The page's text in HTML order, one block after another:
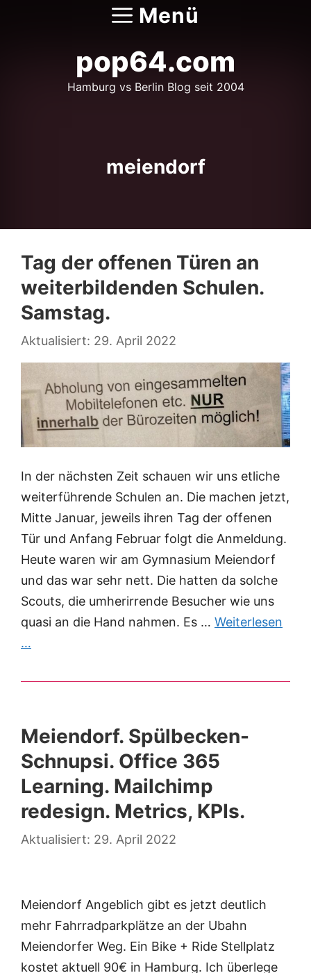
Menü
pop64.com
Hamburg vs Berlin Blog seit 2004
meiendorf
Tag der offenen Türen an
weiterbildenden Schulen.
Samstag.
29. April 2022
In der nächsten Zeit schauen wir uns etliche
weiterführende Schulen an. Die machen jetzt,
Mitte Januar, jeweils ihren Tag der offenen
Tür und Anfang Februar folgt die Anmeldung.
Heute waren wir am Gymnasium Meiendorf
und das war sehr nett. Die hatten da solche
Scouts, die umherirrende Besucher wie uns
quasi an die Hand nahmen. Es … Weiterlesen
…
Meiendorf. Spülbecken-
Schnupsi. Office 365
Learning. Mailchimp
redesign. Metrics, KPIs.
29. April 2022
Meiendorf Angeblich gibt es jetzt deutlich
mehr Fahrradparkplätze an der Ubahn
Meiendorfer Weg. Ein Bike + Ride Stellplatz
kostet aktuell 90€ in Hamburg. Ich überlege